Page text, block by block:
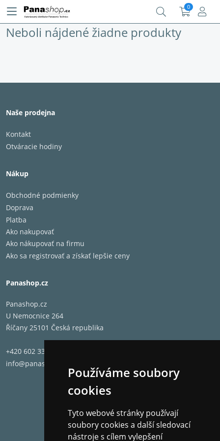
Používáme soubory
cookies
Tyto webové stránky používají
soubory cookies a další sledovací
nástroje s cílem vylepšení
0
Neboli nájdené žiadne produkty
Naše prodejna
Kontakt
Otváracie hodiny
Nákup
Obchodné podmienky
Doprava
Platba
Ako nakupovať
Ako nákupovať na firmu
Ako sa registrovať a získať lepšie ceny
Panashop.cz
Panashop.cz
U Nemocnice 264
Říčany 25101 Česká republika
+420 602 331 662
info@panashop.cz